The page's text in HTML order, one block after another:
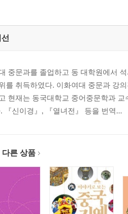
중문과를 졸업하고 동 대학원에서
를 취득하였다. 이화여대 중문과 강
현재는 동국대학교 중어중문학과
『신이경』, 『열녀전』 등을 번역...
다른 상품